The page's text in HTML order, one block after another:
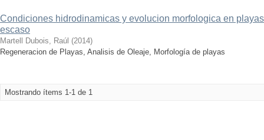
Condiciones hidrodinamicas y evolucion morfologica en
escaso
Martell Dubois, Raúl (2014)
Regeneracion de Playas, Analisis de Oleaje, Morfología de playas
Mostrando ítems 1-1 de 1